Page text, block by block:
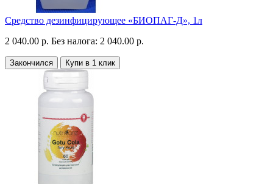
Средство дезинфицирующее «БИОПАГ-Д», 1л
2 040.00 р. Без налога: 2 040.00 р.
Закончился Купи в 1 клик